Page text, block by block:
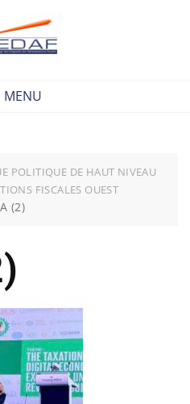
MENU
POLITIQUE DE HAUT NIVEAU
FISCALES OUEST
(2)